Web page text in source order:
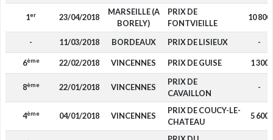
1er 23/04/2018
MARSEILLE (A
BORELY)
PRIX DE
FONTVIEILLE
10 800
- 11/03/2018 BORDEAUX PRIX DE LISIEUX -
6ème 22/02/2018 VINCENNES PRIX DE GUISE 1 300
8ème 22/01/2018 VINCENNES
PRIX DE
CAVAILLON
-
4ème 04/01/2018 VINCENNES
PRIX DE COUCY-LE-
CHATEAU
5 600